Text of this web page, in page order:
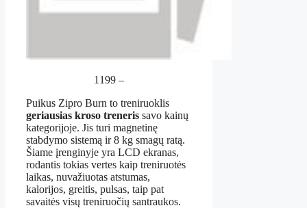
1199 –
Puikus Zipro Burn to treniruoklis
geriausias kroso treneris savo kainų
kategorijoje. Jis turi magnetinę
stabdymo sistemą ir 8 kg smagų ratą.
Šiame įrenginyje yra LCD ekranas,
rodantis tokias vertes kaip treniruotės
laikas, nuvažiuotas atstumas,
kalorijos, greitis, pulsas, taip pat
savaitės visų treniruočių santraukos.